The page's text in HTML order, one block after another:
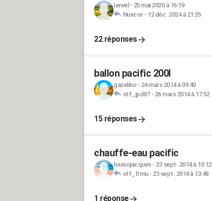
Ienvel - 25 mai 2020 à 16:19
Nuscor- 12 déc. 2024 à 21:25
22 réponses
ballon pacific 200l
gazelino- 24 mars 2014 à 09:40
stf_jpd87- 26 mars 2014 à 17:52
15 réponses
chauffe-eau pacific
louisojacques- 23 sept. 2014 à 10:12
stf_frmu- 23 sept. 2014 à 13:48
1 réponse